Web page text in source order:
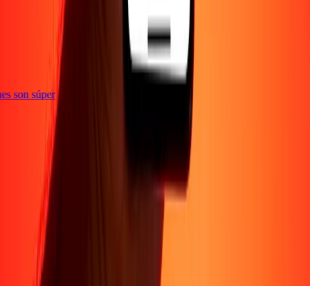
son súper
Acerca de
Conviértete en agenteConviértete en socio
Conviértete en socio estratégico
Carreras Promociones
Transferencia internacional de dinero
Soporte